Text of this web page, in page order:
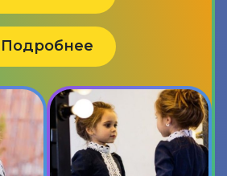
Подробнее